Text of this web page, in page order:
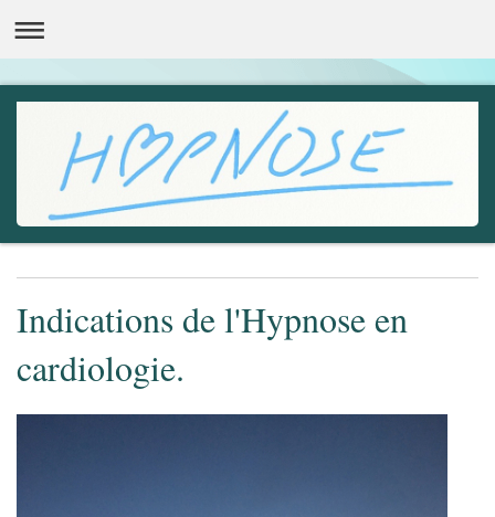
Indications de l'Hypnose en
cardiologie.